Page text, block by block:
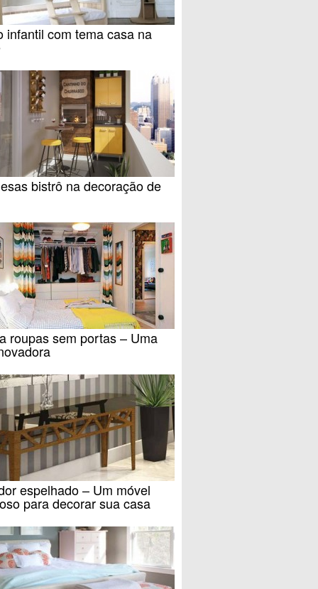
infantil com tema casa na
bistrô na decoração de
roupas sem portas – Uma
espelhado – Um móvel
para decorar sua casa